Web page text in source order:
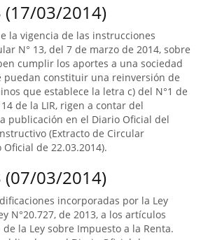
(17/03/2014)
la vigencia de las instrucciones
N° 13, del 7 de marzo de 2014, sobre
cumplir los aportes a una sociedad
puedan constituir una reinversión de
que establece la letra c) del N°1 de
de la LIR, rigen a contar del
publicación en el Diario Oficial del
(Extracto de Circular
de 22.03.2014).
(07/03/2014)
incorporadas por la Ley
N°20.727, de 2013, a los artículos
de la Ley sobre Impuesto a la Renta.